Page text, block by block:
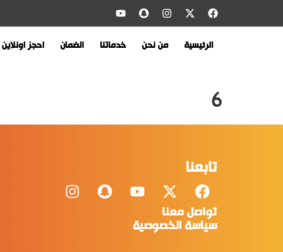
احجز اونلاين الضمان خدماتنا من نحن الرئيسية
6
تابعنا
تواصل معنا
سياسة الخصوصية